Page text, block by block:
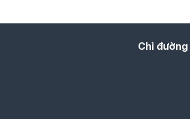
Chỉ đường